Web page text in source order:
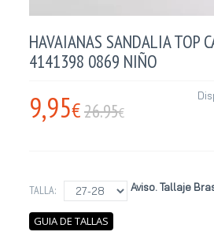
HAVAIANAS SANDALIA TOP
4141398 0869 NIÑO
9,95€26.95€
TALLA: Aviso. Tallaje
GUIA DE TALLAS